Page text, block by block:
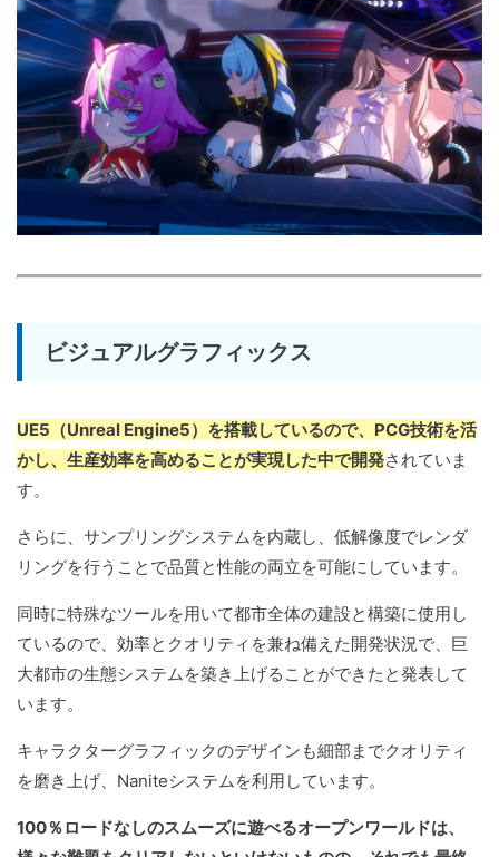
ビジュアルグラフィックス
UE5（Unreal Engine5）を搭載しているので、PCG技術を活
かし、生産効率を高めることが実現した中で開発されていま
す。
さらに、サンプリングシステムを内蔵し、低解像度でレンダ
リングを行うことで品質と性能の両立を可能にしています。
同時に特殊なツールを用いて都市全体の建設と構築に使用し
ているので、効率とクオリティを兼ね備えた開発状況で、巨
大都市の生態システムを築き上げることができたと発表して
います。
キャラクターグラフィックのデザインも細部までクオリティ
を磨き上げ、Naniteシステムを利用しています。
100％ロードなしのスムーズに遊べるオープンワールドは、